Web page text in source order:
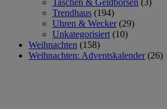
Trendhaus (194)
Uhren & Wecker (29)
Unkategorisiert (10)
Weihnachten (158)
Weihnachten: Adventskalender (26)